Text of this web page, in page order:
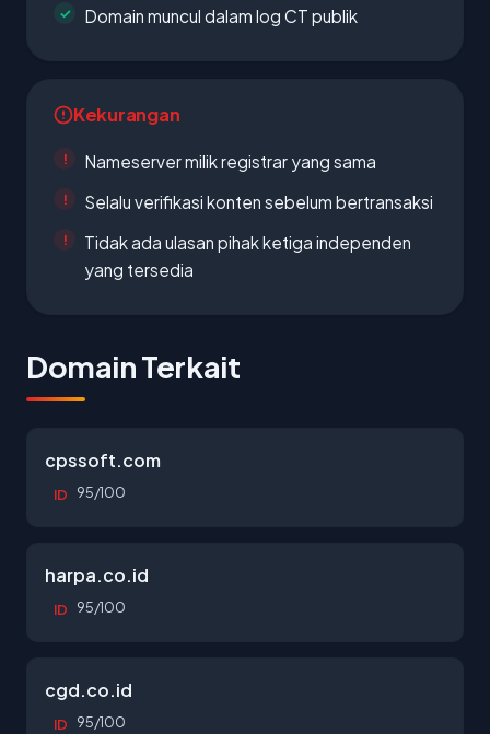
Domain muncul dalam log CT publik
Kekurangan
Nameserver milik registrar yang sama
Selalu verifikasi konten sebelum bertransaksi
Tidak ada ulasan pihak ketiga independen
yang tersedia
Domain Terkait
cpssoft.com
ID 95/100
harpa.co.id
ID 95/100
cgd.co.id
ID 95/100